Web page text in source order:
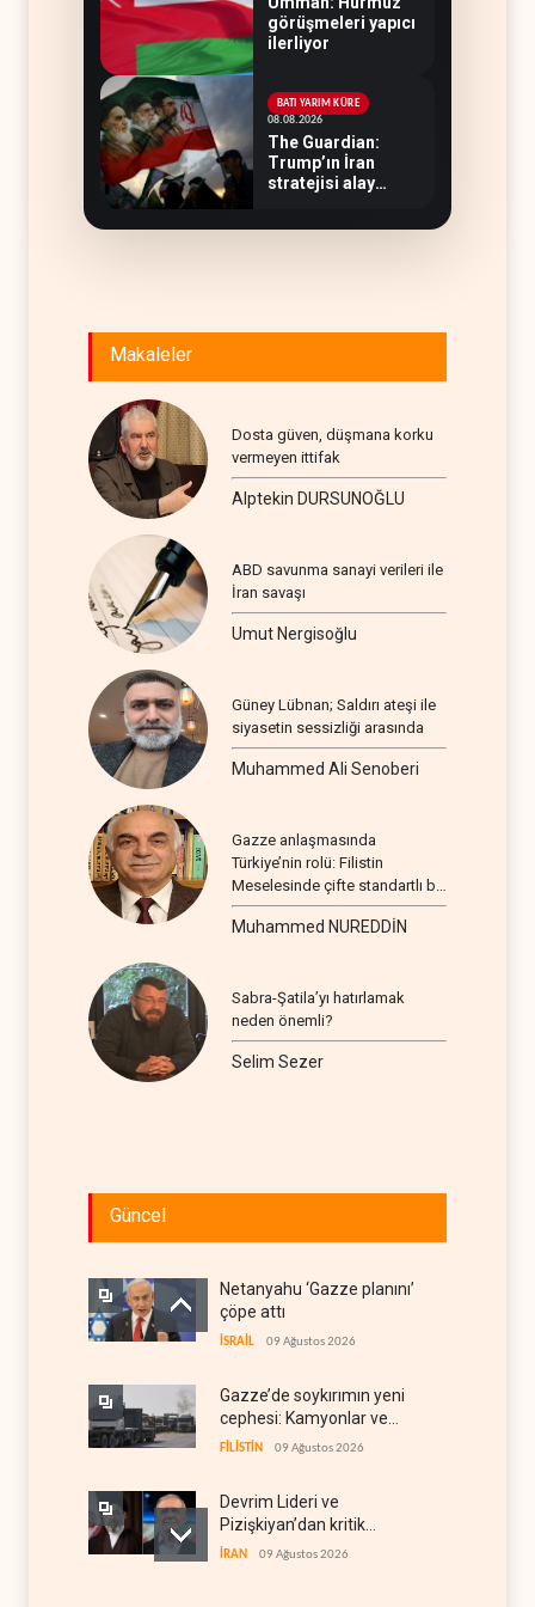
görüşmeleri yapıcı
ilerliyor
BATI YARIM KÜRE
08.08.2026
The Guardian:
Trump’ın İran
stratejisi alay
Makaleler
Dosta güven, düşmana korku
vermeyen ittifak
Alptekin DURSUNOĞLU
ABD savunma sanayi verileri ile
İran savaşı
Umut Nergisoğlu
Güney Lübnan; Saldırı ateşi ile
siyasetin sessizliği arasında
Muhammed Ali Senoberi
Gazze anlaşmasında
Türkiye’nin rolü: Filistin
Meselesinde çifte standartlı bir
seyir
Muhammed NUREDDİN
Sabra-Şatila’yı hatırlamak
neden önemli?
Selim Sezer
Güncel
Netanyahu ‘Gazze planını’
çöpe attı
İSRAİL 09 Ağustos 2026
Gazze’de soykırımın yeni
cephesi: Kamyonlar ve
sürücüler de hedefte
FİLİSTİN 09 Ağustos 2026
Devrim Lideri ve
Pizişkiyan’dan kritik
görüşme
İRAN 09 Ağustos 2026